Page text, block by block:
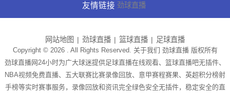
友情链接 劲球直播
网站地图 劲球直播 篮球直播 足球直播
Copyright © 2026 . All Rights Reserved. 关于我们 劲球直播版权所有
劲球直播网24小时为广大球迷提供足球直播在线观看、篮球直播吧无插件、
NBA视频免费直播、五大联赛比赛录像回放、意甲赛程赛果、英超积分榜射
手榜等实时赛事服务，录像回放和资讯完全绿色安全无插件，稳定安全的直